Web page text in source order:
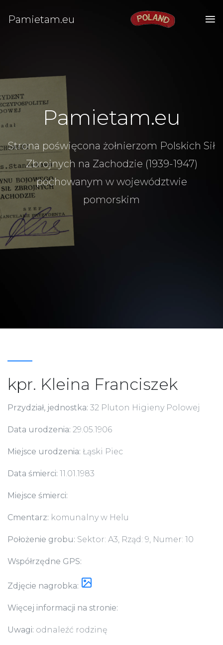
Pamietam.eu
Pamietam.eu
Strona poświęcona żołnierzom Polskich Sił
Zbrojnych na Zachodzie (1939-1947)
pochowanym w województwie
pomorskim
kpr. Kleina Franciszek
Przydział, jednostka: 32 Pluton Higieny Polowej
Data urodzenia: 29.05.1906
Miejsce urodzenia: Łąski Piec
Data śmierci: 11.01.1983
Miejsce śmierci:
Cmentarz: komunalny w Helu
Położenie grobu: Sektor: A3, Rząd: 9, Numer: 10
Współrzędne GPS:
Zdjęcie nagrobka:
Więcej informacji na stronie:
Uwagi: odnaleźć rodzinę